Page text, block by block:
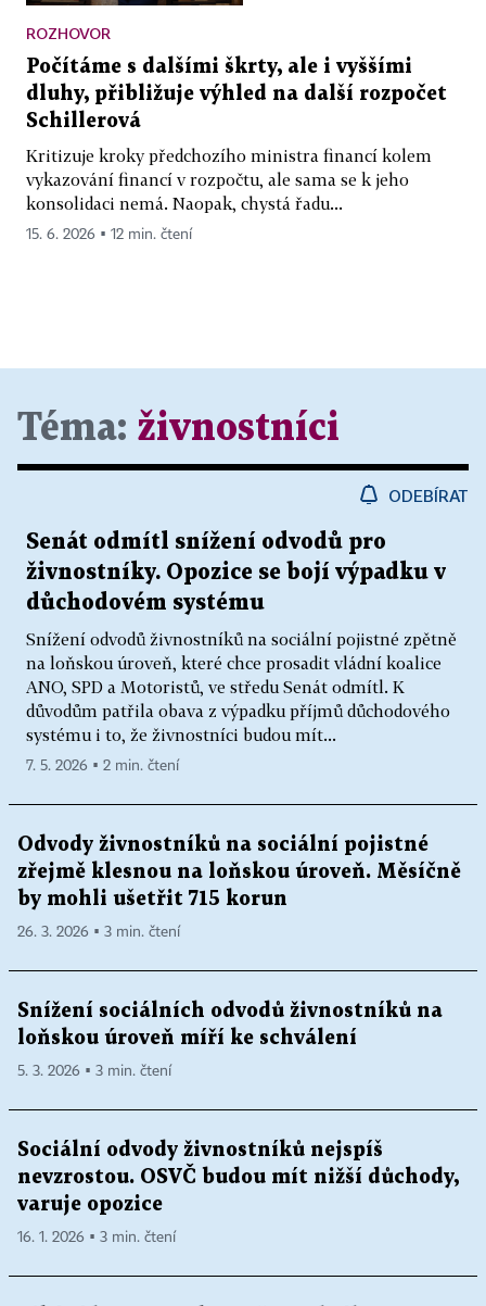
ROZHOVOR
Počítáme s dalšími škrty, ale i vyššími
dluhy, přibližuje výhled na další rozpočet
Schillerová
Kritizuje kroky předchozího ministra financí kolem
vykazování financí v rozpočtu, ale sama se k jeho
konsolidaci nemá. Naopak, chystá řadu...
15. 6. 2026 ▪ 12 min. čtení
Téma: živnostníci
ODEBÍRAT
Senát odmítl snížení odvodů pro
živnostníky. Opozice se bojí výpadku v
důchodovém systému
Snížení odvodů živnostníků na sociální pojistné zpětně
na loňskou úroveň, které chce prosadit vládní koalice
ANO, SPD a Motoristů, ve středu Senát odmítl. K
důvodům patřila obava z výpadku příjmů důchodového
systému i to, že živnostníci budou mít...
7. 5. 2026 ▪ 2 min. čtení
Odvody živnostníků na sociální pojistné
zřejmě klesnou na loňskou úroveň. Měsíčně
by mohli ušetřit 715 korun
26. 3. 2026 ▪ 3 min. čtení
Snížení sociálních odvodů živnostníků na
loňskou úroveň míří ke schválení
5. 3. 2026 ▪ 3 min. čtení
Sociální odvody živnostníků nejspíš
nevzrostou. OSVČ budou mít nižší důchody,
varuje opozice
16. 1. 2026 ▪ 3 min. čtení